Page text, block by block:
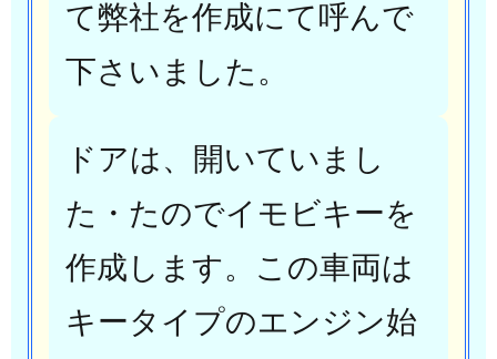
て弊社を作成にて呼んで
下さいました。
ドアは、開いていまし
た・たのでイモビキーを
作成します。この車両は
キータイプのエンジン始